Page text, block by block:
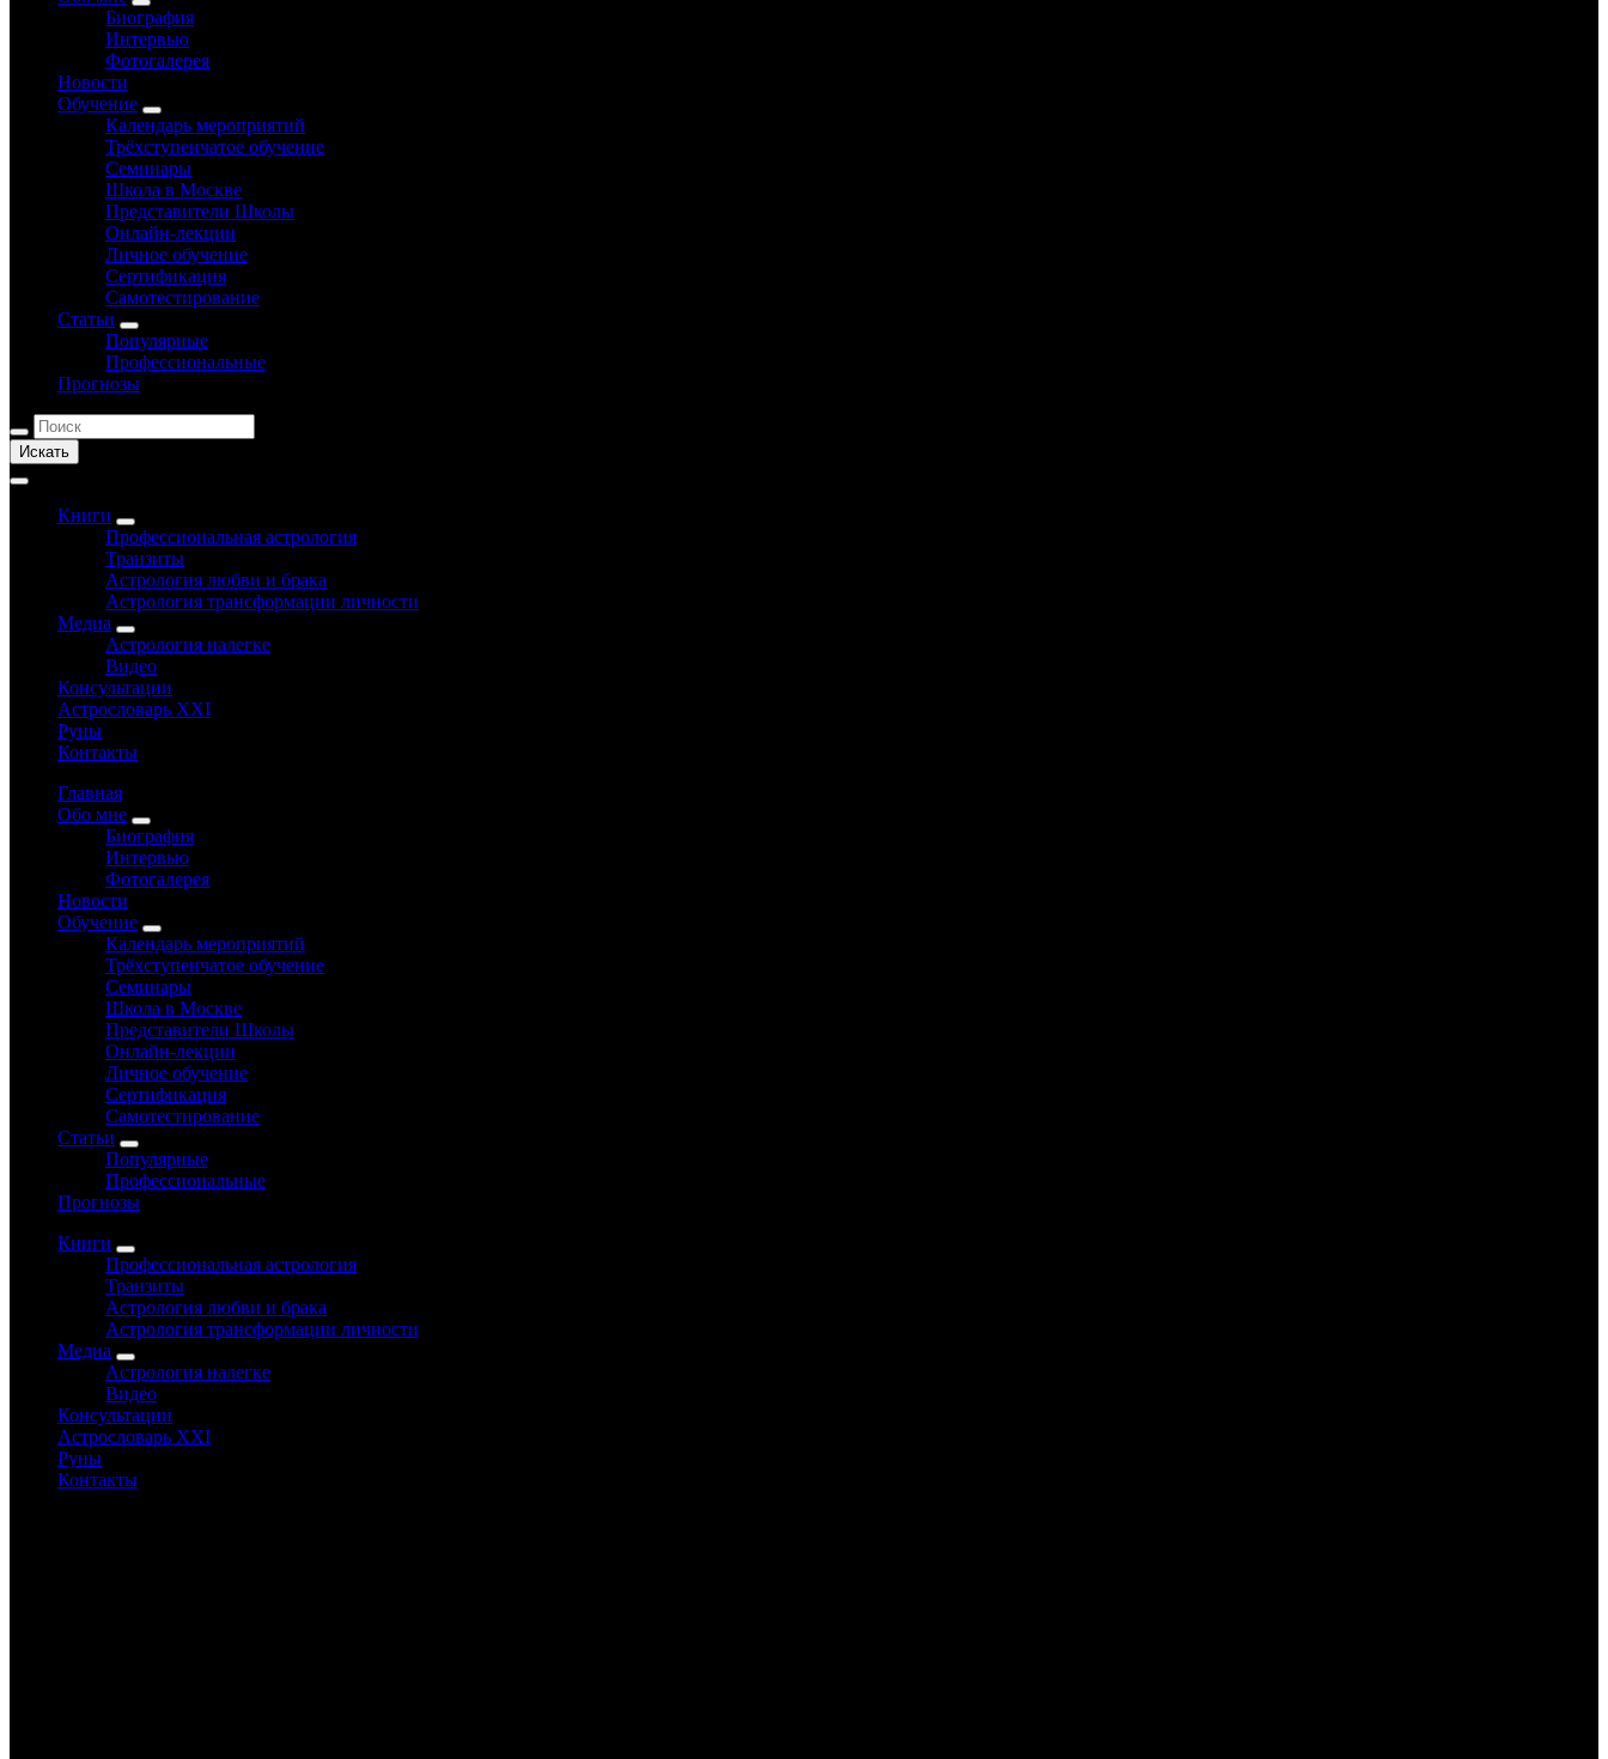
Биография
Интервью
Фотогалерея
Новости
Обучение
Календарь мероприятий
Трёхступенчатое обучение
Семинары
Школа в Москве
Представители Школы
Онлайн-лекции
Личное обучение
Сертификация
Самотестирование
Статьи
Популярные
Профессиональные
Прогнозы
Искать
Книги
Профессиональная астрология
Транзиты
Астрология любви и брака
Астрология трансформации личности
Медиа
Астрология налегке
Видео
Консультации
Астрословарь XXI
Руны
Контакты
Главная
Обо мне
Биография
Интервью
Фотогалерея
Новости
Обучение
Календарь мероприятий
Трёхступенчатое обучение
Семинары
Школа в Москве
Представители Школы
Онлайн-лекции
Личное обучение
Сертификация
Самотестирование
Статьи
Популярные
Профессиональные
Прогнозы
Книги
Профессиональная астрология
Транзиты
Астрология любви и брака
Астрология трансформации личности
Медиа
Астрология налегке
Видео
Консультации
Астрословарь XXI
Руны
Контакты